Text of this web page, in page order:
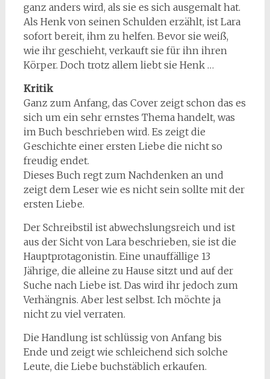
ganz anders wird, als sie es sich ausgemalt hat.
Als Henk von seinen Schulden erzählt, ist Lara
sofort bereit, ihm zu helfen. Bevor sie weiß,
wie ihr geschieht, verkauft sie für ihn ihren
Körper. Doch trotz allem liebt sie Henk …
Kritik
Ganz zum Anfang, das Cover zeigt schon das es
sich um ein sehr ernstes Thema handelt, was
im Buch beschrieben wird. Es zeigt die
Geschichte einer ersten Liebe die nicht so
freudig endet.
Dieses Buch regt zum Nachdenken an und
zeigt dem Leser wie es nicht sein sollte mit der
ersten Liebe.
Der Schreibstil ist abwechslungsreich und ist
aus der Sicht von Lara beschrieben, sie ist die
Hauptprotagonistin. Eine unauffällige 13
Jährige, die alleine zu Hause sitzt und auf der
Suche nach Liebe ist. Das wird ihr jedoch zum
Verhängnis. Aber lest selbst. Ich möchte ja
nicht zu viel verraten.
Die Handlung ist schlüssig von Anfang bis
Ende und zeigt wie schleichend sich solche
Leute, die Liebe buchstäblich erkaufen.